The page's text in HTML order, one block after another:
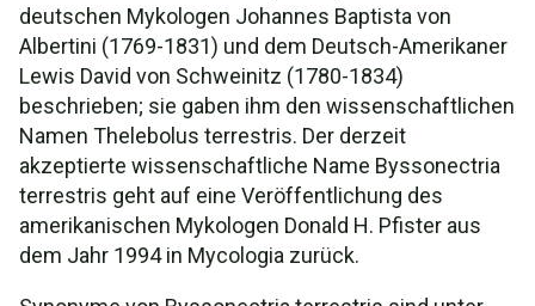
deutschen Mykologen Johannes Baptista von
Albertini (1769-1831) und dem Deutsch-Amerikaner
Lewis David von Schweinitz (1780-1834)
beschrieben; sie gaben ihm den wissenschaftlichen
Namen Thelebolus terrestris. Der derzeit
akzeptierte wissenschaftliche Name Byssonectria
terrestris geht auf eine Veröffentlichung des
amerikanischen Mykologen Donald H. Pfister aus
dem Jahr 1994 in Mycologia zurück.